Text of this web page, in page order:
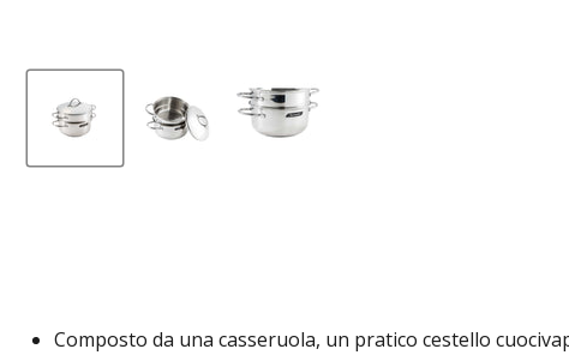
Composto da una casseruola, un pratico cestello